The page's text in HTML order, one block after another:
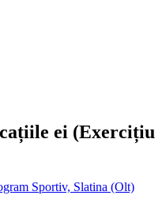
ei (Exercițiu
Sportiv, Slatina (Olt)